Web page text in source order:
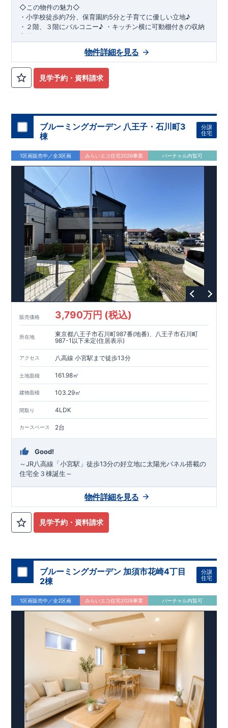
◇ この物件の魅力◇
・小学校徒歩約7分、保育園約5分と子育てに優しい立地♪
・２階、３階にバルコニー♪ ・キッチン横に可動棚付きの収納
完備。
相模線「上溝」駅徒歩19分 ◇ロケーション
・相模原市立星が丘小学校
徒歩7分 ・オーケ
ー相模原店
模原店 徒歩
・やまうち医院 徒歩
ります。
・設計、施工、営業が互いに協力しあい、最良のプラ
ンを提供いたします。 ・不要な中間マージンを抑えることで、
コストダウンに努めています。
・東栄住宅
の建物は、国が定めた耐震等級で3を取得。建築基準法で定め
られた、｢数百年に一度発生する地震に対して、倒壊、崩壊しな
い。｣という基準から、さらに
す。
【住宅性能評価ダブル取得】
設計段階で、国が認めた第三者機関が評価しています。
住宅性能評価：評価を受けた図面通りに施工されているか、建
設までに、計4回のチェックが行われます。
でなく、現場の施工状況を検査した上で、品質を保証していま
す。
【充実のアフターサポート】
・東栄住宅では、お引渡し後最大10回の無料定期点検と、
年
間の品質保証を実施。お引渡しからが本当のお付き合いだと考
え、アフターサービスを外部の業者に委託せず、東栄住宅グル
ープ「東栄ホームサービス株式会社」にて責任をもって対応い
たします。
見学予約・資料請求
物件詳細を見る
ブルーミングガーデン 八王子・石川町3
棟
分譲
住宅
1区画販売中／全3区画 みらいエコ住宅2026事業 バーチャル内覧可
販売価格 3,790万円 (税込)
所在地
東京都八王子市石川町987番(地番)、八王子市石川町
987-1以下未定(住居表示)
アクセス 八高線 小宮駅まで徒歩13分
土地面積 161.98㎡
建物面積 103.29㎡
間取り 4LDK
カースペース 2台
Good!
～JR八高線「小宮駅」徒歩13分の好立地に太陽光パネル搭載の
住宅全３棟誕生～
見学予約・資料請求
物件詳細を見る
ブルーミングガーデン 加須市花崎4丁目
2棟
分譲
住宅
1区画販売中／全2区画 みらいエコ住宅2026事業 バーチャル内覧可